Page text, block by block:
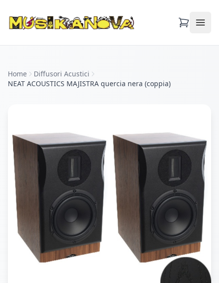
Apri
Home
Diffusori Acustici
NEAT ACOUSTICS MAJISTRA quercia nera (coppia)